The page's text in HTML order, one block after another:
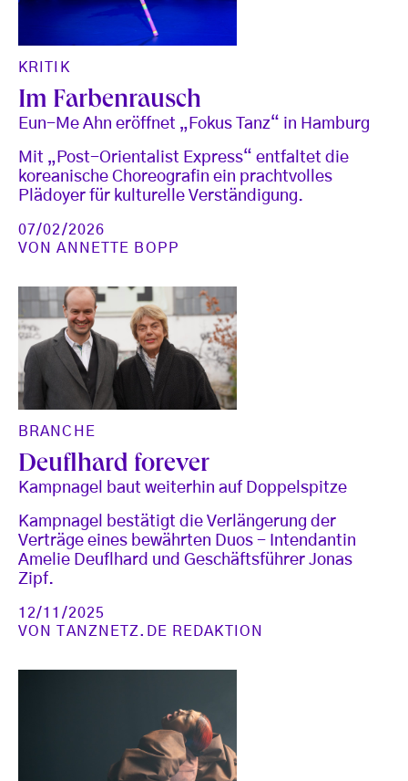
KRITIK
Im Farbenrausch
Eun-Me Ahn eröffnet „Fokus Tanz“ in Hamburg
Mit „Post-Orientalist Express“ entfaltet die
koreanische Choreografin ein prachtvolles
Plädoyer für kulturelle Verständigung.
07/02/2026
VONANNETTE BOPP
BRANCHE
Deuflhard forever
Kampnagel baut weiterhin auf Doppelspitze
Kampnagel bestätigt die Verlängerung der
Verträge eines bewährten Duos - Intendantin
Amelie Deuflhard und Geschäftsführer Jonas
Zipf.
12/11/2025
VON
TANZNETZ.DE REDAKTION